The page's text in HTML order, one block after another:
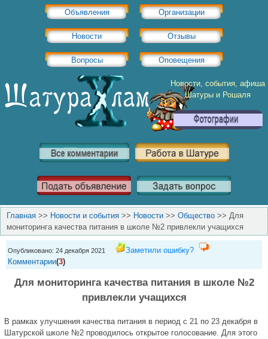
Объявления Организации
Новости Отзывы
Вопросы Оповещения
Новости, события, афиша
Шатуры и Рошаля
Главная >> Новости и события >> Новости >> Общество >> Для
мониторинга качества питания в школе №2 привлекли учащихся
Опубликовано: 24 декабря 2021
Заметили ошибку?
Комментарии(3)
Для мониторинга качества питания в школе №2
привлекли учащихся
В рамках улучшения качества питания в период с 21 по 23 декабря в
Шатурской школе №2 проводилось открытое голосование. Для этого